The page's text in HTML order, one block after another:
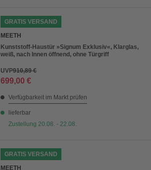
GRATIS VERSAND
MEETH
Kunststoff-Haustür »Signum Exklusiv«, Klarglas,
weiß, nach Innen öffnend, ohne Türgriff
UVP910,89 €
699,00 €
Verfügbarkeit im Markt prüfen
lieferbar
Zustellung 20.08. - 22.08.
GRATIS VERSAND
MEETH